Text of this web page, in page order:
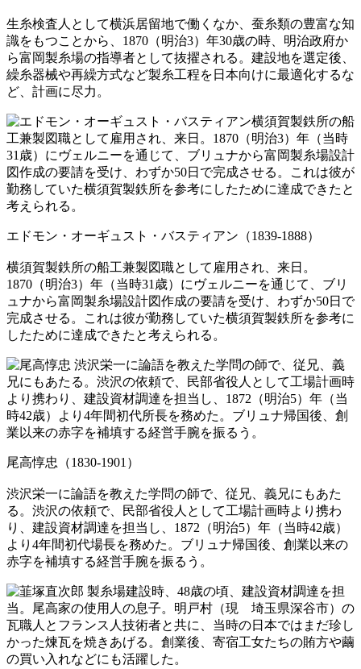
生糸検査人として横浜居留地で働くなか、蚕糸類の豊富な知
識をもつことから、1870（明治3）年30歳の時、明治政府か
ら富岡製糸場の指導者として抜擢される。建設地を選定後、
繰糸器械や再繰方式など製糸工程を日本向けに最適化するな
ど、計画に尽力。
エドモン・オーギュスト・バスティアン（1839-1888）
横須賀製鉄所の船工兼製図職として雇用され、来日。
1870（明治3）年（当時31歳）にヴェルニーを通じて、ブリ
ュナから富岡製糸場設計図作成の要請を受け、わずか50日で
完成させる。これは彼が勤務していた横須賀製鉄所を参考に
したために達成できたと考えられる。
尾高惇忠（1830-1901）
渋沢栄一に論語を教えた学問の師で、従兄、義兄にもあた
る。渋沢の依頼で、民部省役人として工場計画時より携わ
り、建設資材調達を担当し、1872（明治5）年（当時42歳）
より4年間初代場長を務めた。ブリュナ帰国後、創業以来の
赤字を補填する経営手腕を振るう。